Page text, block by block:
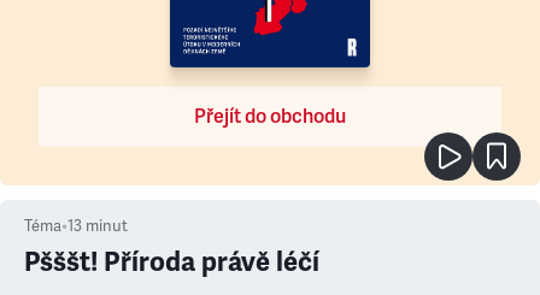
Přejít do obchodu
Téma•13 minut
Pšššt! Příroda právě léčí